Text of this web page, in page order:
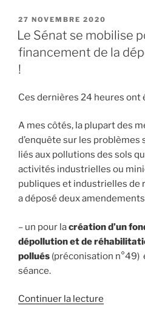
PUBLIÉ
LE
27 NOVEMBRE 2020
Le Sénat se mobilise
financement de la
!
Ces dernières 24 heures
A mes côtés, la plupart des
d’enquête sur les
liés aux pollutions des sols
activités industrielles ou
publiques et industrielles de
a déposé deux
– un pour lacréation d’un
dépollution et de
pollués (préconisation n°49)
séance.
Continuer la lecture